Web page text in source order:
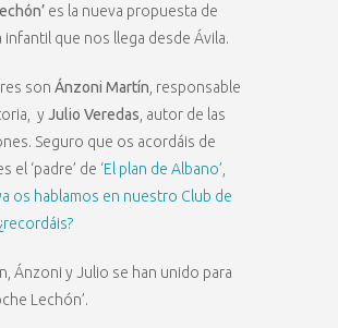
es la nueva propuesta de
infantil que nos llega desde Ávila.
son Ánzoni Martín , responsable
yJulio Veredas , autor de las
Seguro que os acordáis de
el ‘padre’ de ‘El plan de Albano’,
os hablamos en nuestro Club de
Ánzoni y Julio se han unido para
Lechón’.